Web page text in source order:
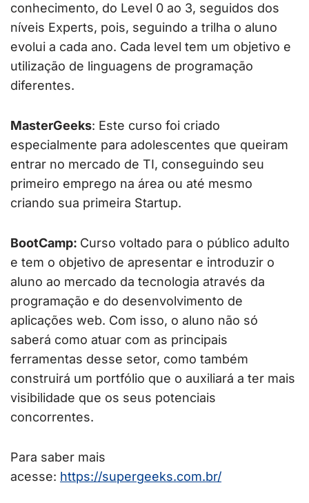
conhecimento, do Level 0 ao 3, seguidos dos
níveis Experts, pois, seguindo a trilha o aluno
evolui a cada ano. Cada level tem um objetivo e
utilização de linguagens de programação
diferentes.
MasterGeeks: Este curso foi criado
especialmente para adolescentes que queiram
entrar no mercado de TI, conseguindo seu
primeiro emprego na área ou até mesmo
criando sua primeira Startup.
BootCamp: Curso voltado para o público adulto
e tem o objetivo de apresentar e introduzir o
aluno ao mercado da tecnologia através da
programação e do desenvolvimento de
aplicações web. Com isso, o aluno não só
saberá como atuar com as principais
ferramentas desse setor, como também
construirá um portfólio que o auxiliará a ter mais
visibilidade que os seus potenciais
concorrentes.
Para saber mais
acesse: https://supergeeks.com.br/